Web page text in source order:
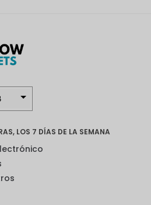
LOS 7 DÍAS DE LA SEMANA